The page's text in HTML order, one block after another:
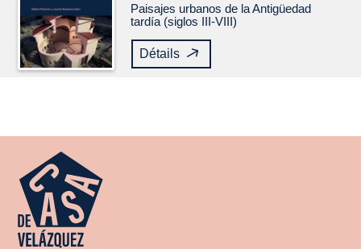
Paisajes urbanos de la Antigüedad
tardía (siglos III-VIII)
Détails